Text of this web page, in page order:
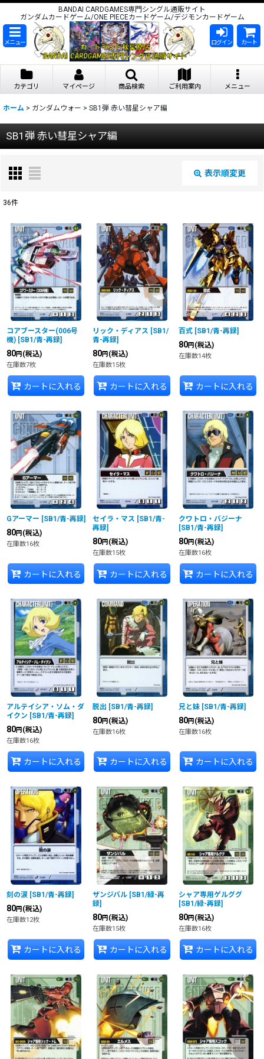
BANDAI CARDGAMES専門シングル通販サイト
ガンダムカードゲーム/ONE PIECEカードゲーム/デジモンカードゲーム
メニュー ログイン カート
カテゴリ マイページ 商品検索 ご利用案内 メニュー
ホーム > ガンダムウォー > SB1弾 赤い彗星シャア編
SB1弾 赤い彗星シャア編
表示順変更
在庫あり
並び順:
絞り込む
36件
コアブースター(006号
機) [SB1/青-再録]
80円 (税込)
在庫数7枚
カートに入れる
リック・ディアス [SB1/
青-再録]
80円 (税込)
在庫数15枚
カートに入れる
百式 [SB1/青-再録]
80円 (税込)
在庫数14枚
カートに入れる
Gアーマー [SB1/青-再録]
80円 (税込)
在庫数16枚
カートに入れる
セイラ・マス [SB1/青-
再録]
80円 (税込)
在庫数15枚
カートに入れる
クワトロ・バジーナ
[SB1/青-再録]
80円 (税込)
在庫数16枚
カートに入れる
アルテイシア・ソム・ダ
イクン [SB1/青-再録]
80円 (税込)
在庫数16枚
カートに入れる
脱出 [SB1/青-再録]
80円 (税込)
在庫数16枚
カートに入れる
兄と妹 [SB1/青-再録]
80円 (税込)
在庫数16枚
カートに入れる
刻の涙 [SB1/青-再録]
80円 (税込)
在庫数12枚
カートに入れる
ザンジバル [SB1/緑-再
録]
80円 (税込)
在庫数15枚
カートに入れる
シャア専用ゲルググ
[SB1/緑-再録]
80円 (税込)
在庫数16枚
カートに入れる